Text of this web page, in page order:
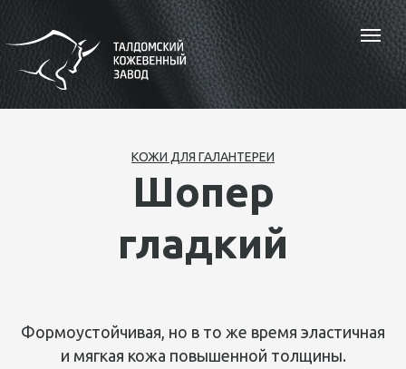
Шопер
гладкий
КОЖИ ДЛЯ ГАЛАНТЕРЕИ
Формоустойчивая, но в то же время эластичная
и мягкая кожа повышенной толщины.